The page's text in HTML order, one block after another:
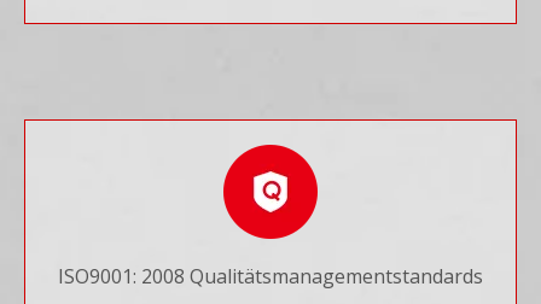
ISO9001: 2008 Qualitätsmanagementstandards